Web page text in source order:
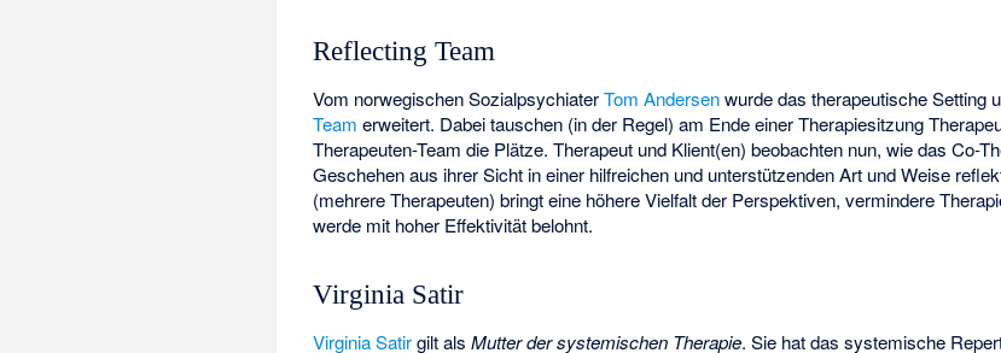
Reflecting Team
Vom norwegischen SozialpsychiaterTom Andersenwurde das therapeutische Setting
Team erweitert. Dabei tauschen (in der Regel) am Ende einer Therapiesitzung
Therapeuten-Team die Plätze. Therapeut und Klient(en) beobachten nun, wie das Co-
Geschehen aus ihrer Sicht in einer hilfreichen und unterstützenden Art und Weise
(mehrere Therapeuten) bringt eine höhere Vielfalt der Perspektiven, vermindere
werde mit hoher Effektivität belohnt.
Virginia Satir
Virginia Satirgilt alsMutter der systemischen Therapie. Sie hat das systemische